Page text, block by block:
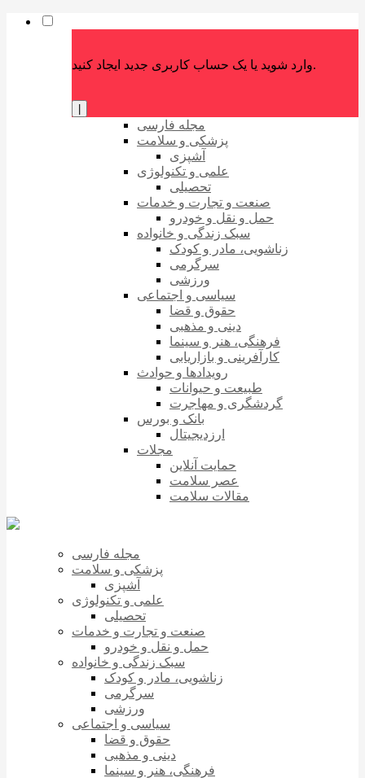
وارد شوید یا یک حساب کاربری جدید ایجاد کنید.
مجله فارسی
پزشکی و سلامت
آشپزی
علمی و تکنولوژی
تحصیلی
صنعت و تجارت و خدمات
حمل و نقل و خودرو
سبک زندگی و خانواده
زناشویی، مادر و کودک
سرگرمی
ورزشی
سیاسی و اجتماعی
حقوق و قضا
دینی و مذهبی
فرهنگی، هنر و سینما
کارآفرینی و بازاریابی
رویدادها و حوادث
طبیعت و حیوانات
گردشگری و مهاجرت
بانک و بورس
ارزدیجیتال
مجلات
حمایت آنلاین
عصر سلامت
مقالات سلامت
مجله فارسی
پزشکی و سلامت
آشپزی
علمی و تکنولوژی
تحصیلی
صنعت و تجارت و خدمات
حمل و نقل و خودرو
سبک زندگی و خانواده
زناشویی، مادر و کودک
سرگرمی
ورزشی
سیاسی و اجتماعی
حقوق و قضا
دینی و مذهبی
فرهنگی، هنر و سینما